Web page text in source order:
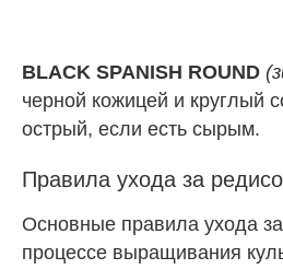
BLACK SPANISH ROUND
черной кожицей и круглый
острый, если есть сырым.
Правила ухода за
Основные правила ухода
процессе выращивания